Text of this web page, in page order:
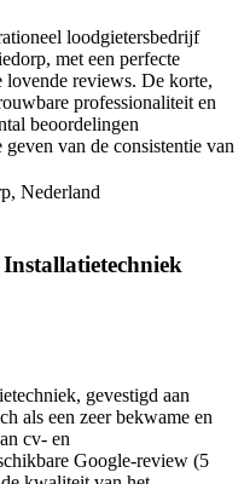
loodgietersbedrijf
met een perfecte
lovende reviews. De korte,
professionaliteit en
beoordelingen
van de consistentie van
Nederland
gevestigd aan
als een zeer bekwame en
cv- en
Google‑review (5